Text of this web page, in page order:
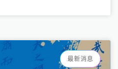
最新消息